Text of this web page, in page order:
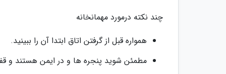
چند نکته درمورد مهمانخانه
همواره قبل از گرفتن اتاق ابتدا آن را ببینید.
مطمئن شوید پنجره ها و در ایمن هستند و